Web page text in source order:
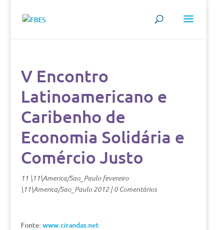
V Encontro
Latinoamericano e
Caribenho de
Economia Solidária e
Comércio Justo
11 \11\America/Sao_Paulo fevereiro
\11\America/Sao_Paulo 2012|0 Comentários
Fonte: www.cirandas.net